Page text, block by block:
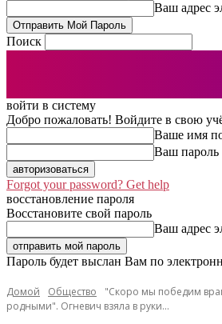
Ваш адрес
Поиск
войти в систему
Добро пожаловать! Войдите в свою
Ваше имя
Ваш пароль
Forgot your password? Get help
восстановление пароля
Восстановите свой пароль
Ваш адрес
Пароль будет выслан Вам по
Домой Общество
"Скоро мы победим
родными". Огневич взяла в руки...